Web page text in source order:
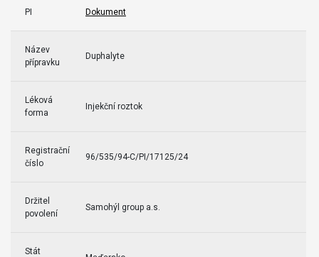
PI Dokument
Název
přípravku
Duphalyte
Léková
forma
Injekční roztok
Registrační
číslo
96/535/94-C/PI/17125/24
Držitel
povolení
Samohýl group a.s.
Stát